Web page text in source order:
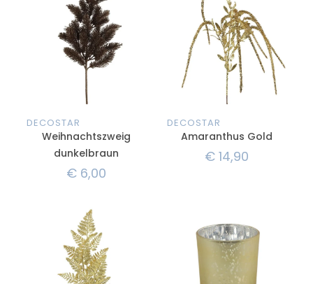
DECOSTAR
Weihnachtszweig
dunkelbraun
€ 6,00
DECOSTAR
Amaranthus Gold
€ 14,90